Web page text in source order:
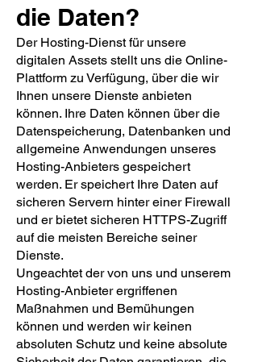
die Daten?
Der Hosting-Dienst für unsere
digitalen Assets stellt uns die Online-
Plattform zu Verfügung, über die wir
Ihnen unsere Dienste anbieten
können. Ihre Daten können über die
Datenspeicherung, Datenbanken und
allgemeine Anwendungen unseres
Hosting-Anbieters gespeichert
werden. Er speichert Ihre Daten auf
sicheren Servern hinter einer Firewall
und er bietet sicheren HTTPS-Zugriff
auf die meisten Bereiche seiner
Dienste.
Ungeachtet der von uns und unserem
Hosting-Anbieter ergriffenen
Maßnahmen und Bemühungen
können und werden wir keinen
absoluten Schutz und keine absolute